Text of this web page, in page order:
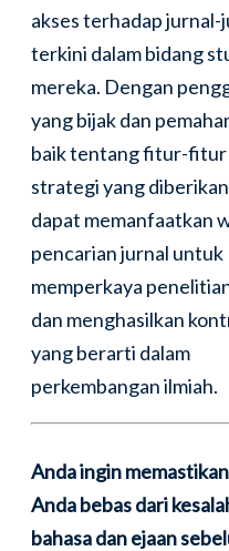
akses terhadap jurnal-
terkini dalam bidang
mereka. Dengan
yang bijak dan
baik tentang fitur-fitur
strategi yang
dapat memanfaatkan
pencarian jurnal untuk
memperkaya
dan menghasilkan
yang berarti dalam
perkembangan ilmiah.
Anda ingin
Anda bebas dari
bahasa dan ejaan